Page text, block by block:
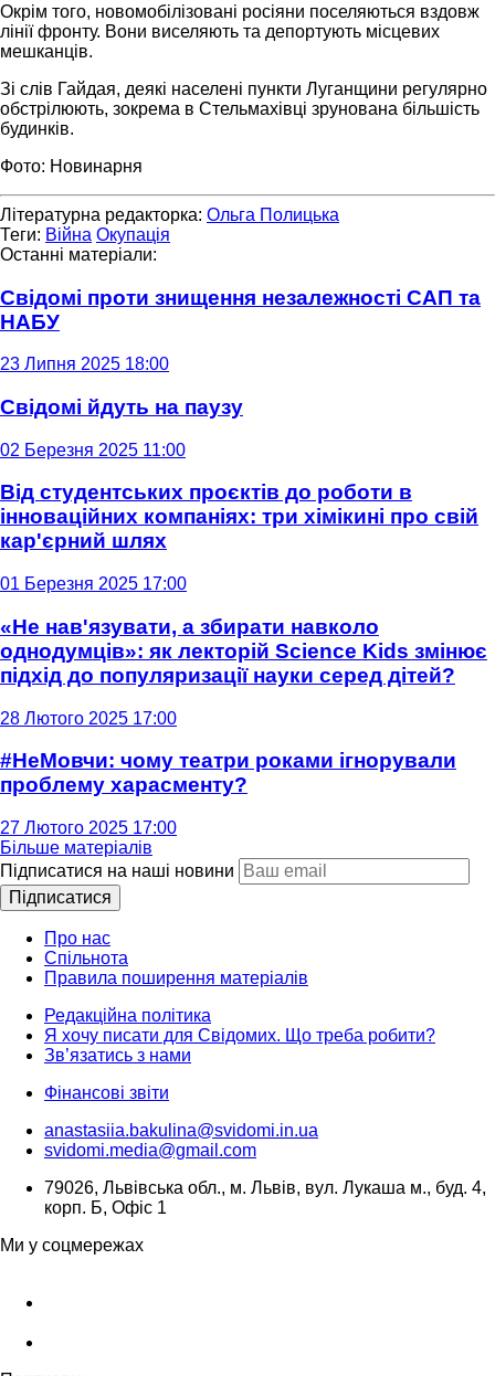
Окрім того, новомобілізовані росіяни поселяються вздовж
лінії фронту. Вони виселяють та депортують місцевих
мешканців.
Зі слів Гайдая, деякі населені пункти Луганщини регулярно
обстрілюють, зокрема в Стельмахівці зрунована більшість
будинків.
Фото: Новинарня
Літературна редакторка: Ольга Полицька
Теги: Війна Окупація
Останні матеріали:
Свідомі проти знищення незалежності САП та
НАБУ
23 Липня 2025 18:00
Свідомі йдуть на паузу
02 Березня 2025 11:00
Від студентських проєктів до роботи в
інноваційних компаніях: три хімікині про свій
кар'єрний шлях
01 Березня 2025 17:00
«Не нав'язувати, а збирати навколо
однодумців»: як лекторій Science Kids змінює
підхід до популяризації науки серед дітей?
28 Лютого 2025 17:00
#НеМовчи: чому театри роками ігнорували
проблему харасменту?
27 Лютого 2025 17:00
Більше матеріалів
Підписатися на наші новини
Підписатися
Про нас
Спільнота
Правила поширення матеріалів
Редакційна політика
Я хочу писати для Свідомих. Що треба робити?
Зв’язатись з нами
Фінансові звіти
anastasiia.bakulina@svidomi.in.ua
svidomi.media@gmail.com
79026, Львівська обл., м. Львів, вул. Лукаша м., буд. 4,
корп. Б, Офіс 1
Ми у соцмережах